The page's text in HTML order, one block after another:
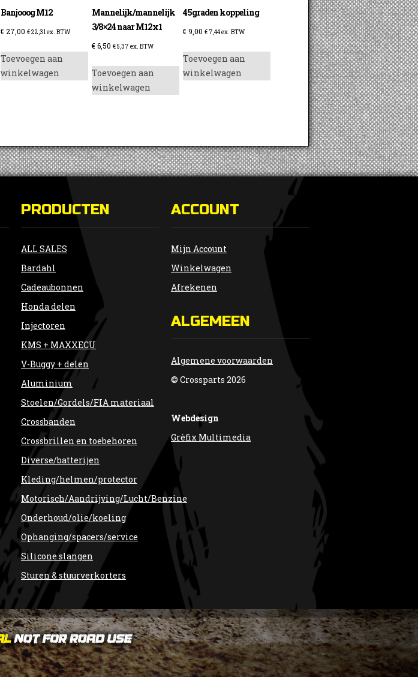
Banjooog M12
€27,00 €22,31ex. BTW
Toevoegen aan
winkelwagen
Mannelijk/mannelijk
3/8×24 naar M12x1
€6,50 €5,37 ex. BTW
Toevoegen aan
winkelwagen
45graden koppeling
€9,00 €7,44ex. BTW
Toevoegen aan
winkelwagen
PRODUCTEN
ALL SALES
Bardahl
Cadeaubonnen
Honda delen
Injectoren
KMS + MAXXECU
V-Buggy + delen
Aluminium
Stoelen/Gordels/FIA materiaal
Crossbanden
Crossbrillen en toebehoren
Diverse/batterijen
Kleding/helmen/protector
Motorisch/Aandrijving/Lucht/Benzine
Onderhoud/olie/koeling
Ophanging/spacers/service
Silicone slangen
Sturen & stuurverkorters
ACCOUNT
Mijn Account
Winkelwagen
Afrekenen
ALGEMEEN
Algemene voorwaarden
© Crossparts 2026
Webdesign
Grèfix Multimedia